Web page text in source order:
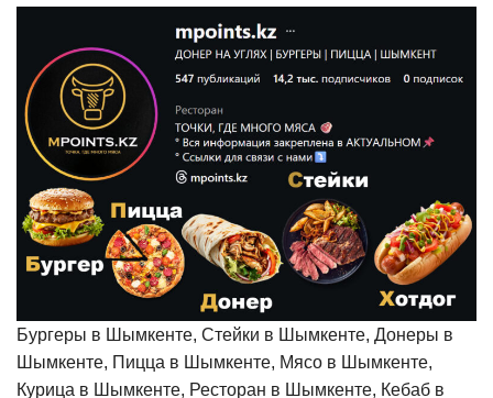
Бургеры в Шымкенте, Стейки в Шымкенте, Донеры в
Шымкенте, Пицца в Шымкенте, Мясо в Шымкенте,
Курица в Шымкенте, Ресторан в Шымкенте, Кебаб в